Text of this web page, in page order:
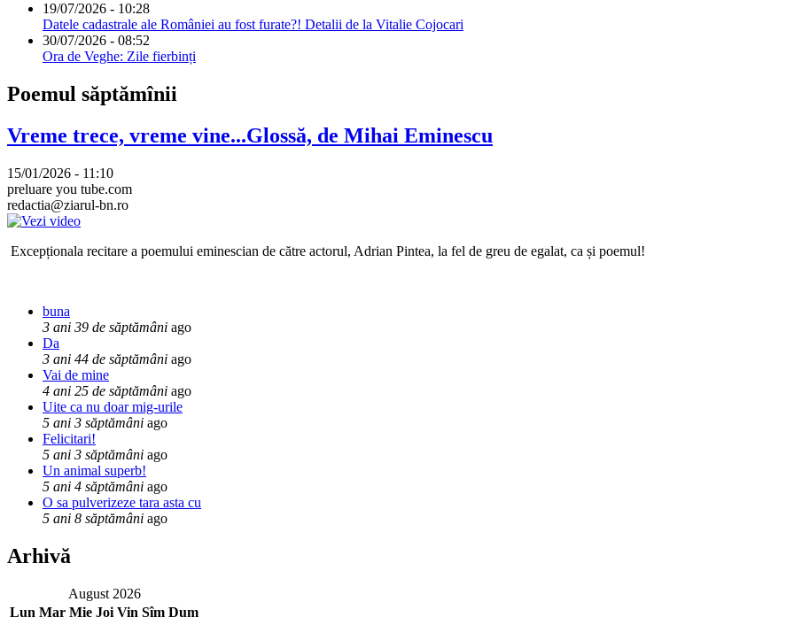
19/07/2026 - 10:28
Datele cadastrale ale României au fost furate?! Detalii de la Vitalie Cojocari
30/07/2026 - 08:52
Ora de Veghe: Zile fierbinți
Poemul săptămînii
Vreme trece, vreme vine...Glossă, de Mihai Eminescu
15/01/2026 - 11:10
preluare you tube.com
redactia@ziarul-bn.ro
Excepționala recitare a poemului eminescian de către actorul, Adrian Pintea, la fel de greu de egalat, ca și poemul!
buna
3 ani 39 de săptămâni ago
Da
3 ani 44 de săptămâni ago
Vai de mine
4 ani 25 de săptămâni ago
Uite ca nu doar mig-urile
5 ani 3 săptămâni ago
Felicitari!
5 ani 3 săptămâni ago
Un animal superb!
5 ani 4 săptămâni ago
O sa pulverizeze tara asta cu
5 ani 8 săptămâni ago
Arhivă
August 2026
Lun Mar Mie Joi Vin Sîm Dum